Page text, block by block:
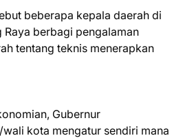
beberapa kepala daerah di
Raya berbagi pengalaman
tentang teknis menerapkan
Gubernur
kota mengatur sendiri mana